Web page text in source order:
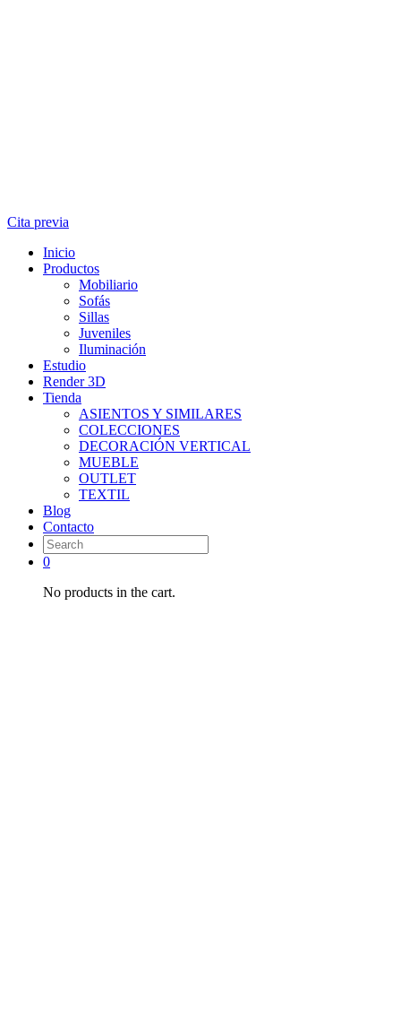
Cita previa
Inicio
Productos
Mobiliario
Sofás
Sillas
Juveniles
Iluminación
Estudio
Render 3D
Tienda
ASIENTOS Y SIMILARES
COLECCIONES
DECORACIÓN VERTICAL
MUEBLE
OUTLET
TEXTIL
Blog
Contacto
0
No products in the cart.